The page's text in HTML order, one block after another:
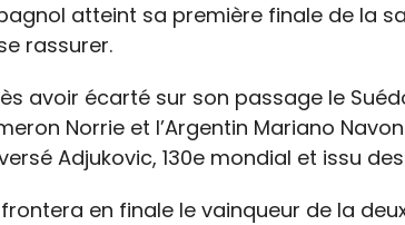
atteint sa première finale de la
rassurer.
avoir écarté sur son passage le
Norrie et l’Argentin Mariano
Adjukovic, 130e mondial et issu
en finale le vainqueur de la